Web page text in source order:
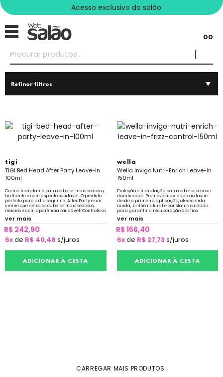
Acesso exclusivo do salão
00
Refinar filtros
tigi
TIGI Bed Head After Party Leave-in
100ml
Creme hidratante para cabelos mais sedosos,
brilhante e com aspecto saudável. O produto
perfeito para o dia seguinte. After Party é um
creme que deixa os cabelos mais sedosos,
macios e com aparência saudável. Controle os
arrepiados do mal e brilhe.
ver mais
R$ 242,90
6xde R$ 40,48 s/juros
ADICIONAR À CESTA
wella
Wella Invigo Nutri-Enrich Leave-in
150ml
Proteção e hidratação para cabelos secos e
danificados. Promove suavidade ao toque
desde a primeira aplicação, oferecendo,
ainda, brilho natural e constante cuidado
para garantir a recuperação dos fios.
ver mais
R$ 166,40
6xde R$ 27,73 s/juros
ADICIONAR À CESTA
CARREGAR MAIS PRODUTOS